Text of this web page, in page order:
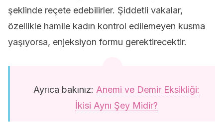
şeklinde reçete edebilirler. Şiddetli vakalar,
özellikle hamile kadın kontrol edilemeyen kusma
yaşıyorsa, enjeksiyon formu gerektirecektir.
Ayrıca bakınız: Anemi ve Demir Eksikliği:
İkisi Aynı Şey Midir?